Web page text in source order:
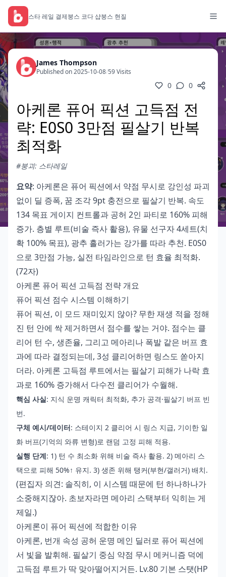
스타 레일 결제붕스 코다 샵붕스 현질
James Thompson
Published on 2025-10-08/59 Visits
0 0
아케론 퓨어 픽션 고득점 전
략: E0S0 3만점 필살기 반복
최적화
#붕괴: 스타레일
요약: 아케론은 퓨어 픽션에서 약점 무시로 강인성 파괴
없이 딜 증폭, 꿈 조각 9pt 충전으로 필살기 반복. 속도
134 목표 게이지 컨트롤과 공허 2인 파티로 160% 피해
증가. 층별 루트(비술 즉사 활용), 유물 선구자 4세트(치
확 100% 목표), 광추 흘러가는 강가를 따라 추천. E0S0
으로 3만점 가능, 실전 타임라인으로 턴 효율 최적화.
(72자)
아케론 퓨어 픽션 고득점 전략 개요
퓨어 픽션 점수 시스템 이해하기
퓨어 픽션, 이 모드 재미있지 않아? 무한 재생 적을 정해
진 턴 안에 싹 제거하면서 점수를 쌓는 거야. 점수는 클
리어 턴 수, 생존율, 그리고 메아리나 폭발 같은 버프 효
과에 따라 결정되는데, 3성 클리어하면 링스도 쏟아지
더라. 아케론 고득점 루트에서는 필살기 피해가 나락 효
과로 160% 증가해서 다수전 클리어가 수월해.
핵심 사실: 지식 운명 캐릭터 최적화, 추가 공격·필살기 버프 빈
번.
구체 예시/데이터: 스테이지 2 클리어 시 링스 지급, 기이한 일
화 버프(기억의 와류 변형)로 랜덤 고정 피해 적용.
실행 단계: 1) 턴 수 최소화 위해 비술 즉사 활용. 2) 메아리 스
택으로 피해 50%↑ 유지. 3) 생존 위해 탱커(부현/갤러거) 배치.
(편집자 의견: 솔직히, 이 시스템 때문에 턴 하나하나가
소중해지잖아. 초보자라면 메아리 스택부터 익히는 게
제일.)
아케론이 퓨어 픽션에 적합한 이유
아케론, 번개 속성 공허 운명 메인 딜러로 퓨어 픽션에
서 빛을 발휘해. 필살기 중심 약점 무시 메커니즘 덕에
고득점 루트가 딱 맞아떨어지거든. Lv.80 기본 스탯(HP